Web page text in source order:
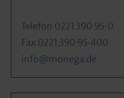
Telefon 0221.390 95-0
Fax 0221.390 95-400
info@monega.de